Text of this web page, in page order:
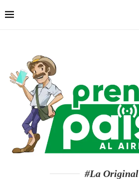
#La Original